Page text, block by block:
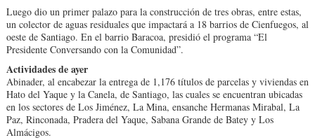
Luego dio un primer pala­zo para la construcción de tres obras, entre estas,
un colector de aguas residuales que impactará a 18 barrios de Cienfuegos, al
oeste de Santiago. En el barrio Ba­racoa, presidió el programa “El
Presidente Conversando con la Comunidad”.
Actividades de ayer
Abinader, al encabezar la entrega de 1,176 títu­los de parcelas y viviendas en
Hato del Yaque y la Ca­nela, de Santiago, las cua­les se encuentran ubica­das
en los sectores de Los Jiménez, La Mina, ensan­che Hermanas Mirabal, La
Paz, Rinconada, Pradera del Yaque, Sabana Grande de Batey y Los
Almácigos.